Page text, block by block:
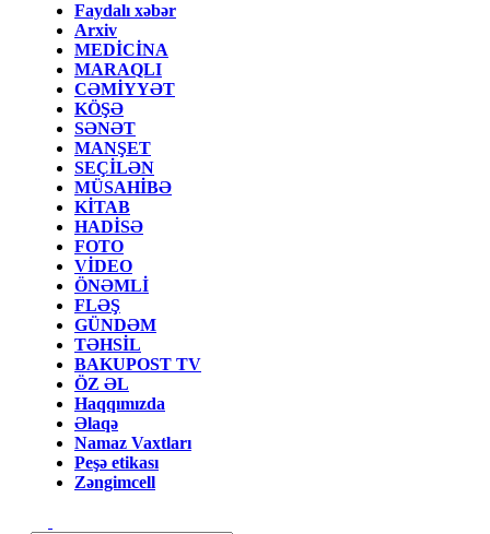
Faydalı xəbər
Arxiv
MEDİCİNA
MARAQLI
CƏMİYYƏT
KÖŞƏ
SƏNƏT
MANŞET
SEÇİLƏN
MÜSAHİBƏ
KİTAB
HADİSƏ
FOTO
VİDEO
ÖNƏMLİ
FLƏŞ
GÜNDƏM
TƏHSİL
BAKUPOST TV
ÖZ ƏL
Haqqımızda
Əlaqə
Namaz Vaxtları
Peşə etikası
Zəngimcell